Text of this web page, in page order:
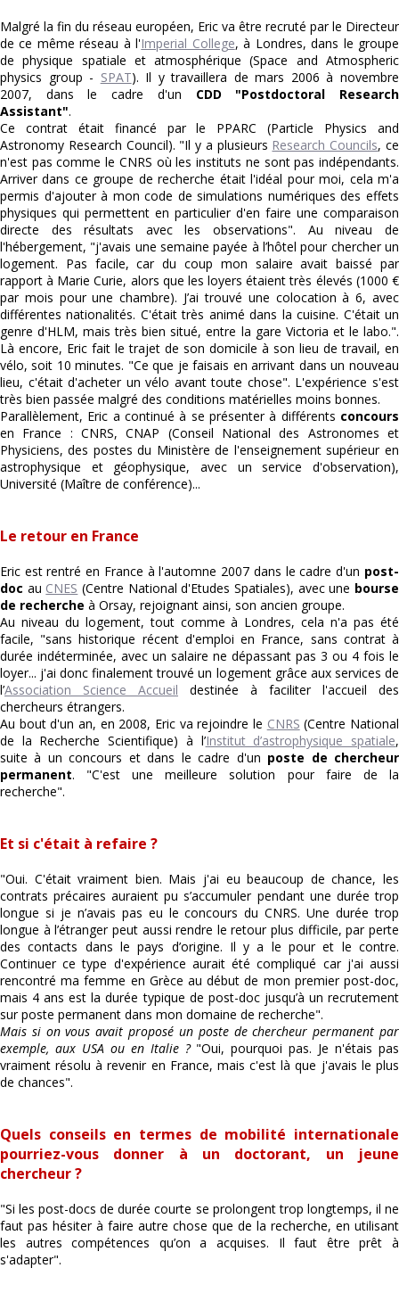
Malgré la fin du réseau européen, Eric va être recruté par le Directeur
de ce même réseau à l'Imperial College, à Londres, dans le groupe
de physique spatiale et atmosphérique (Space and Atmospheric
physics group - SPAT). Il y travaillera de mars 2006 à novembre
2007, dans le cadre d'un CDD "Postdoctoral Research
Assistant".
Ce contrat était financé par le PPARC (Particle Physics and
Astronomy Research Council). "Il y a plusieurs Research Councils, ce
n'est pas comme le CNRS où les instituts ne sont pas indépendants.
Arriver dans ce groupe de recherche était l'idéal pour moi, cela m'a
permis d'ajouter à mon code de simulations numériques des effets
physiques qui permettent en particulier d'en faire une comparaison
directe des résultats avec les observations". Au niveau de
l'hébergement, "j'avais une semaine payée à l’hôtel pour chercher un
logement. Pas facile, car du coup mon salaire avait baissé par
rapport à Marie Curie, alors que les loyers étaient très élevés (1000 €
par mois pour une chambre). J’ai trouvé une colocation à 6, avec
différentes nationalités. C'était très animé dans la cuisine. C'était un
genre d'HLM, mais très bien situé, entre la gare Victoria et le labo.".
Là encore, Eric fait le trajet de son domicile à son lieu de travail, en
vélo, soit 10 minutes. "Ce que je faisais en arrivant dans un nouveau
lieu, c'était d'acheter un vélo avant toute chose". L'expérience s'est
très bien passée malgré des conditions matérielles moins bonnes.
Parallèlement, Eric a continué à se présenter à différents concours
en France : CNRS, CNAP (Conseil National des Astronomes et
Physiciens, des postes du Ministère de l'enseignement supérieur en
astrophysique et géophysique, avec un service d'observation),
Université (Maître de conférence)...
Le retour en France
Eric est rentré en France à l'automne 2007 dans le cadre d'un post-
doc au CNES (Centre National d'Etudes Spatiales), avec une bourse
de recherche à Orsay, rejoignant ainsi, son ancien groupe.
Au niveau du logement, tout comme à Londres, cela n'a pas été
facile, "sans historique récent d'emploi en France, sans contrat à
durée indéterminée, avec un salaire ne dépassant pas 3 ou 4 fois le
loyer... j'ai donc finalement trouvé un logement grâce aux services de
l’Association Science Accueil destinée à faciliter l'accueil des
chercheurs étrangers.
Au bout d'un an, en 2008, Eric va rejoindre le CNRS (Centre National
de la Recherche Scientifique) à l’Institut d’astrophysique spatiale,
suite à un concours et dans le cadre d'un poste de chercheur
permanent. "C'est une meilleure solution pour faire de la
recherche".
Et si c'était à refaire ?
"Oui. C'était vraiment bien. Mais j'ai eu beaucoup de chance, les
contrats précaires auraient pu s’accumuler pendant une durée trop
longue si je n’avais pas eu le concours du CNRS. Une durée trop
longue à l’étranger peut aussi rendre le retour plus difficile, par perte
des contacts dans le pays d’origine. Il y a le pour et le contre.
Continuer ce type d'expérience aurait été compliqué car j'ai aussi
rencontré ma femme en Grèce au début de mon premier post-doc,
mais 4 ans est la durée typique de post-doc jusqu’à un recrutement
sur poste permanent dans mon domaine de recherche".
Mais si on vous avait proposé un poste de chercheur permanent par
exemple, aux USA ou en Italie ?"Oui, pourquoi pas. Je n'étais pas
vraiment résolu à revenir en France, mais c'est là que j'avais le plus
de chances".
Quels conseils en termes de mobilité internationale
pourriez-vous donner à un doctorant, un jeune
chercheur ?
"Si les post-docs de durée courte se prolongent trop longtemps, il ne
faut pas hésiter à faire autre chose que de la recherche, en utilisant
les autres compétences qu’on a acquises. Il faut être prêt à
s'adapter".